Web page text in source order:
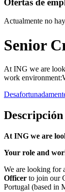
Actualmente no
Senior
At ING we are
work
At ING we are
Your role and
We are looking for
Officer to join our
Portugal (based in